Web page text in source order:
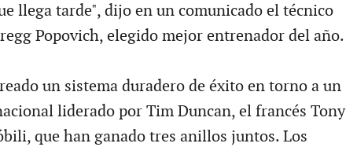
llega tarde", dijo en un comunicado el técnico
Popovich, elegido mejor entrenador del año.
un sistema duradero de éxito en torno a un
liderado por Tim Duncan, el francés Tony
que han ganado tres anillos juntos. Los